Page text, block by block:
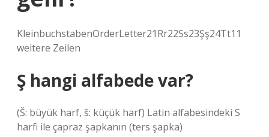
KleinbuchstabenOrderLetter21Rr22Ss23Şş24Tt11
weitere Zeilen
Ş hangi alfabede var?
(Š: büyük harf, š: küçük harf) Latin alfabesindeki S
harfi ile çapraz şapkanın (ters şapka)